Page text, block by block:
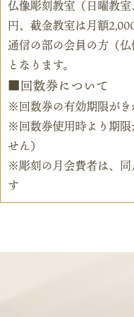
仏像彫刻教室（日曜教
円、截金教室は月額
通信の部の会員の方（
となります。
回数券について
※回数券の有効期限が
※回数券使用時より期限
せん）
※彫刻の月会費者は、同
す